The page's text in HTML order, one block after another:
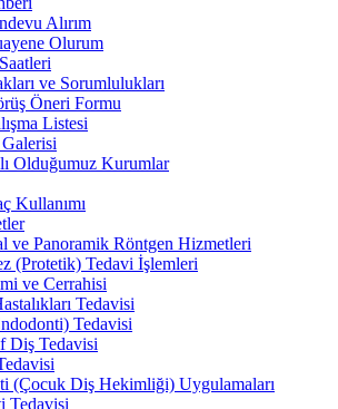
Alırım
Olurum
ve Sorumlulukları
Öneri Formu
Listesi
Olduğumuz Kurumlar
Kullanımı
ve Panoramik Röntgen Hizmetleri
(Protetik) Tedavi İşlemleri
ve Cerrahisi
Tedavisi
Tedavisi
Diş Tedavisi
(Çocuk Diş Hekimliği) Uygulamaları
Tedavisi